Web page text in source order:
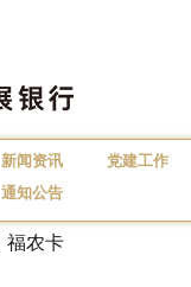
新闻资讯
党建工作
通知公告
福农卡